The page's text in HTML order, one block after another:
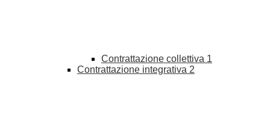
Contrattazione collettiva 1
Contrattazione integrativa 2